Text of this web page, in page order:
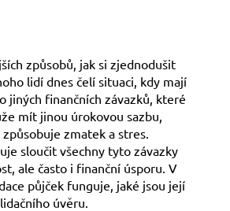
způsobů, jak si zjednodušit
lidí dnes čelí situaci, kdy mají
jiných finančních závazků, které
mít jinou úrokovou sazbu,
zmatek a stres.
sloučit všechny tyto závazky
ale často i finanční úsporu. V
půjček funguje, jaké jsou její
úvěru.